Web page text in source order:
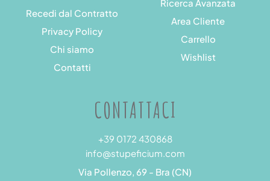
Recedi dal Contratto
Privacy Policy
Chi siamo
Contatti
Ricerca Avanzata
Area Cliente
Carrello
Wishlist
CONTATTACI
+39 0172 430868
info@stupeficium.com
Via Pollenzo, 69 - Bra (CN)